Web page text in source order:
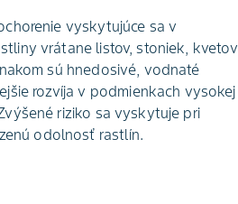
vyskytujúce sa v
vrátane listov, stoniek, kvetov
sú hnedosivé, vodnaté
rozvíja v podmienkach vysokej
riziko sa vyskytuje pri
odolnosť rastlín.